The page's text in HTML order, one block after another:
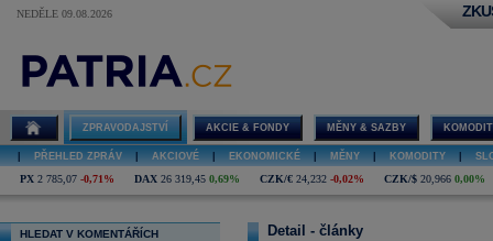
NEDĚLE 09.08.2026
ZPRAVODAJSTVÍ AKCIE & FONDY MĚNY & SAZBY
PŘEHLED ZPRÁV AKCIOVÉ EKONOMICKÉ MĚNY KOMODITY
PX 2 785,07 -0,71% DAX 26 319,45 0,69% CZK/€ 24,232 -0,02% CZK/$ 20,966 0,00%
HLEDAT V KOMENTÁŘÍCH Detail - články